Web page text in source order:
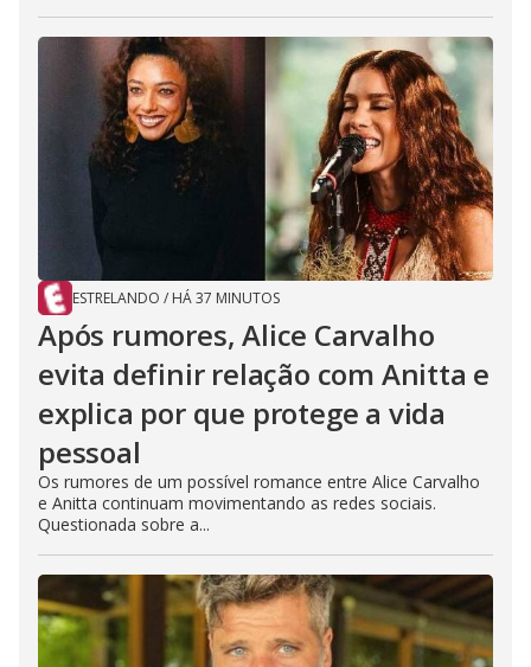
ESTRELANDO / HÁ 37 MINUTOS
Após rumores, Alice Carvalho
evita definir relação com Anitta e
explica por que protege a vida
pessoal
Os rumores de um possível romance entre Alice Carvalho
e Anitta continuam movimentando as redes sociais.
Questionada sobre a...